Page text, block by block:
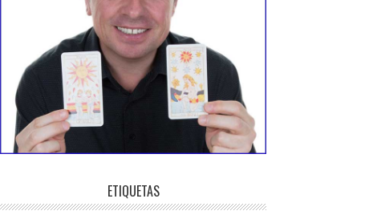
ETIQUETAS